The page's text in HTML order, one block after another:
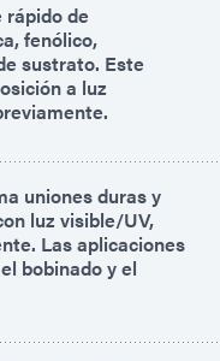
rápido de
fenólico,
sustrato. Este
a luz
uniones duras y
luz visible/UV,
Las aplicaciones
bobinado y el